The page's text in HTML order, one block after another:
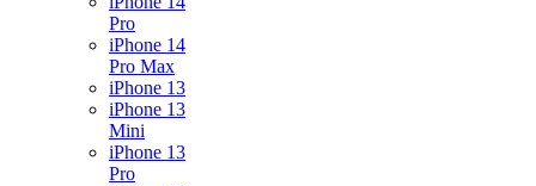
Pro
iPhone 14
Pro Max
iPhone 13
iPhone 13
Mini
iPhone 13
Pro